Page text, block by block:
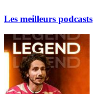
Les meilleurs podcasts